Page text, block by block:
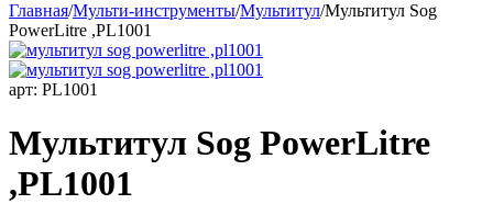
Главная/Мульти-инструменты/Мультитул/Мультитул Sog
PowerLitre ,PL1001
арт: PL1001
Мультитул Sog PowerLitre
,PL1001